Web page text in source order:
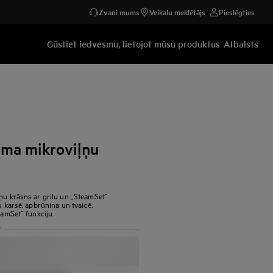
Zvani mums Veikalu meklētājs Pieslēgties
Gūstiet iedvesmu, lietojot mūsu produktus Atbalsts
mikroviļņu
krāsns ar grilu un „SteamSet“
apbrūnina un tvaicē.
funkciju.